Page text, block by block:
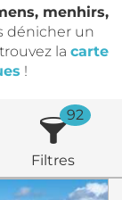
menhirs,
dénicher un
la carte
!
Filtres
92